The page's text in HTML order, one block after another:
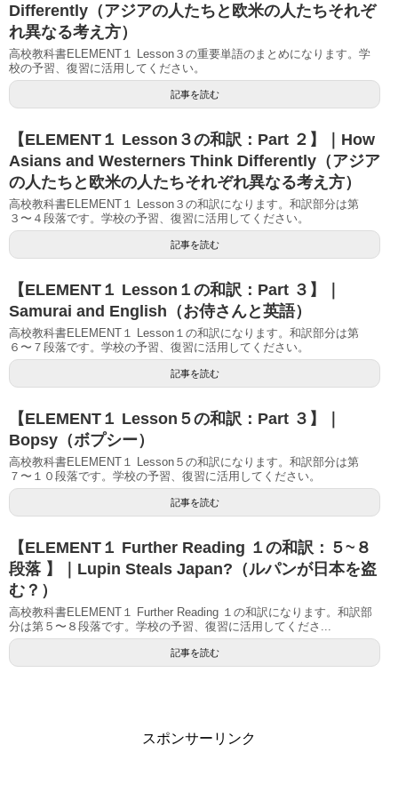
Differently（アジアの人たちと欧米の人たちそれぞ
れ異なる考え方）
高校教科書ELEMENT１ Lesson３の重要単語のまとめになります。学
校の予習、復習に活用してください。
記事を読む
【ELEMENT１ Lesson３の和訳：Part ２】｜How
Asians and Westerners Think Differently（アジア
の人たちと欧米の人たちそれぞれ異なる考え方）
高校教科書ELEMENT１ Lesson３の和訳になります。和訳部分は第
３〜４段落です。学校の予習、復習に活用してください。
記事を読む
【ELEMENT１ Lesson１の和訳：Part ３】｜
Samurai and English（お侍さんと英語）
高校教科書ELEMENT１ Lesson１の和訳になります。和訳部分は第
６〜７段落です。学校の予習、復習に活用してください。
記事を読む
【ELEMENT１ Lesson５の和訳：Part ３】｜
Bopsy（ボプシー）
高校教科書ELEMENT１ Lesson５の和訳になります。和訳部分は第
７〜１０段落です。学校の予習、復習に活用してください。
記事を読む
【ELEMENT１ Further Reading １の和訳：５~８
段落 】｜Lupin Steals Japan?（ルパンが日本を盗
む？）
高校教科書ELEMENT１ Further Reading １の和訳になります。和訳部
分は第５〜８段落です。学校の予習、復習に活用してくださ...
記事を読む
スポンサーリンク